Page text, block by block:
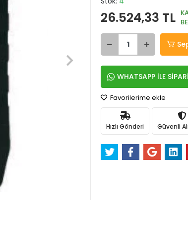
26.524,33 TL
WHATSAPP İLE
Favorilerime ekle
Hızlı Gönderi Güvenli